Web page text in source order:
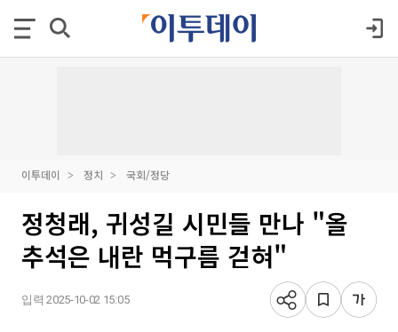
이투데이 정치 국회/정당
정청래, 귀성길 시민들 만나 "올
추석은 내란 먹구름 걷혀"
입력 2025-10-02 15:05